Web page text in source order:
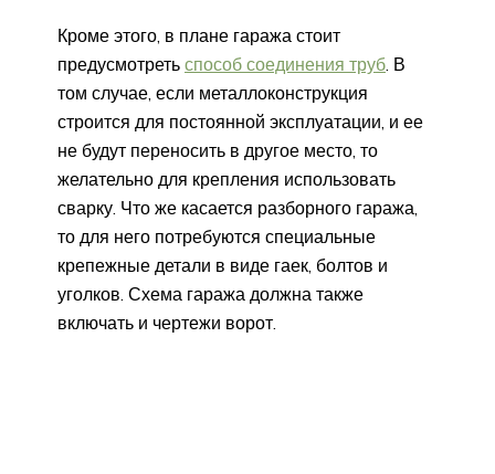
Кроме этого, в плане гаража стоит
предусмотреть способ соединения труб . В
том случае, если металлоконструкция
строится для постоянной эксплуатации, и ее
не будут переносить в другое место, то
желательно для крепления использовать
сварку. Что же касается разборного гаража,
то для него потребуются специальные
крепежные детали в виде гаек, болтов и
уголков. Схема гаража должна также
включать и чертежи ворот.